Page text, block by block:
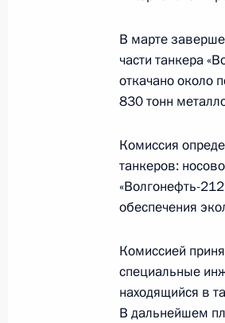
4 сентября 2024
физическая
3 мая 2024 года,
Заседание
физическая
12 апреля 2024
В марте
части танкера
откачано около
830 тонн
Комиссия
танкеров:
«Волгонефть-
обеспечения
Комиссией
специальные
находящийся в
В дальнейшем